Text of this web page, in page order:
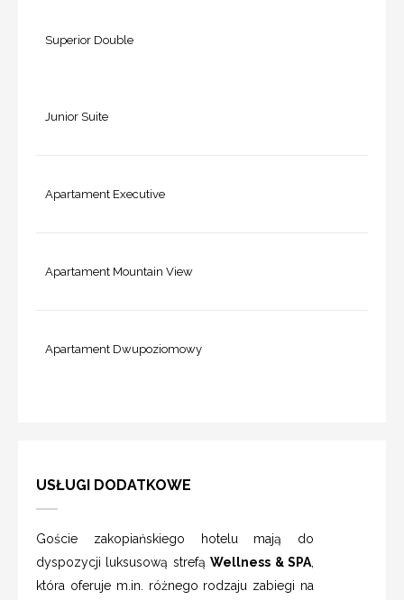
Superior Double
Junior Suite
Apartament Executive
Apartament Mountain View
Apartament Dwupoziomowy
USŁUGI DODATKOWE
Goście zakopiańskiego hotelu mają do
dyspozycji luksusową strefąWellness & SPA
która oferuje m.in. różnego rodzaju zabiegi na